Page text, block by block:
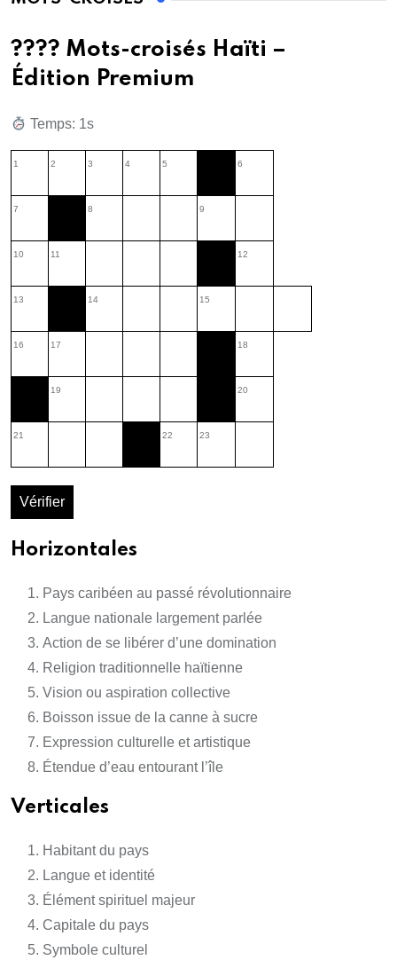
???? Mots-croisés Haïti –
Édition Premium
Temps: 2s
1 2 3 4 5 6
7 8 9
10 11 12
13 14 15
16 17 18
19 20
21 22 23
Vérifier
Horizontales
Pays caribéen au passé révolutionnaire
Langue nationale largement parlée
Action de se libérer d’une domination
Religion traditionnelle haïtienne
Vision ou aspiration collective
Boisson issue de la canne à sucre
Expression culturelle et artistique
Étendue d’eau entourant l’île
Verticales
Habitant du pays
Langue et identité
Élément spirituel majeur
Capitale du pays
Symbole culturel